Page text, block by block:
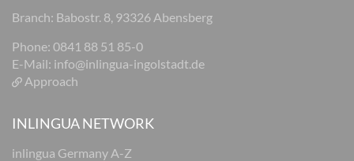
Branch: Babostr. 8, 93326 Abensberg
Phone: 0841 88 51 85-0
E-Mail: info@inlingua-ingolstadt.de
Approach
INLINGUA NETWORK
inlingua Germany A-Z